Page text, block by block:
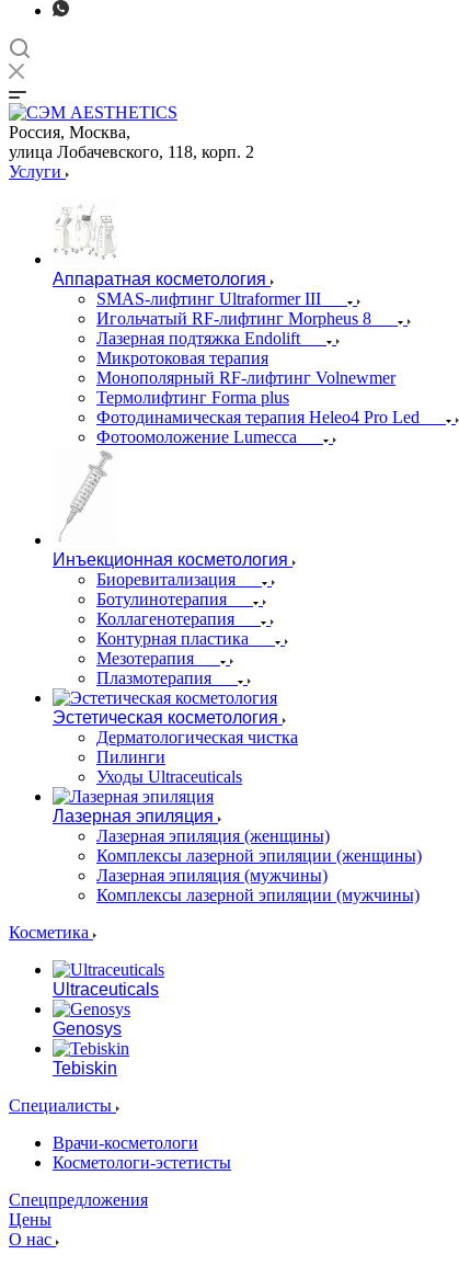
Россия, Москва,
улица Лобачевского, 118, корп. 2
Услуги
Аппаратная косметология
SMAS-лифтинг Ultraformer III
Игольчатый RF-лифтинг Morpheus 8
Лазерная подтяжка Endolift
Микротоковая терапия
Монополярный RF-лифтинг Volnewmer
Термолифтинг Forma plus
Фотодинамическая терапия Heleo4 Pro Led
Фотоомоложение Lumecca
Инъекционная косметология
Биоревитализация
Ботулинотерапия
Коллагенотерапия
Контурная пластика
Мезотерапия
Плазмотерапия
Эстетическая косметология
Дерматологическая чистка
Пилинги
Уходы Ultraceuticals
Лазерная эпиляция
Лазерная эпиляция (женщины)
Комплексы лазерной эпиляции (женщины)
Лазерная эпиляция (мужчины)
Комплексы лазерной эпиляции (мужчины)
Косметика
Ultraceuticals
Genosys
Tebiskin
Специалисты
Врачи-косметологи
Косметологи-эстетисты
Спецпредложения
Цены
О нас